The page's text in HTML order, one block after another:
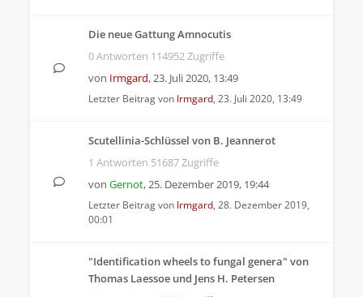
Die neue Gattung Amnocutis
0 Antworten 114952 Zugriffe
von Irmgard,23. Juli 2020, 13:49
Letzter Beitrag von Irmgard, 23. Juli 2020, 13:49
Scutellinia-Schlüssel von B. Jeannerot
1 Antworten 51687 Zugriffe
von Gernot,25. Dezember 2019, 19:44
Letzter Beitrag von Irmgard, 28. Dezember 2019,
00:01
"Identification wheels to fungal genera" von
Thomas Laessoe und Jens H. Petersen